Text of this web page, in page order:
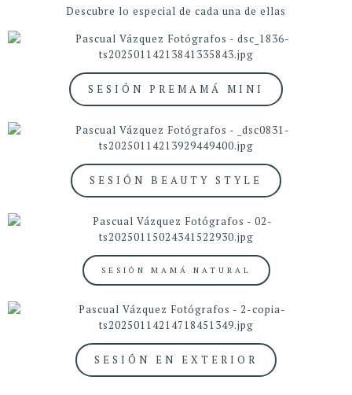
Descubre lo especial de cada una de ellas
SESIÓN PREMAMÁ MINI
SESIÓN BEAUTY STYLE
SESIÓN MAMÁ NATURAL
SESIÓN EN EXTERIOR